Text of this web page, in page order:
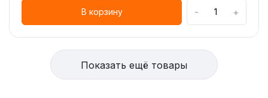
В корзину - +
Показать ещё товары